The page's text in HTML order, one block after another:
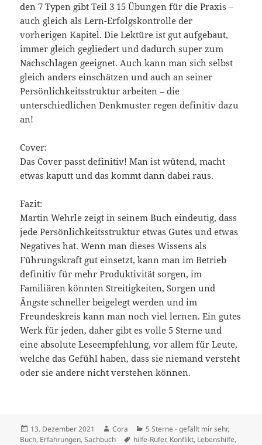
den 7 Typen gibt Teil 3 15 Übungen für die Praxis –
auch gleich als Lern-Erfolgskontrolle der
vorherigen Kapitel. Die Lektüre ist gut aufgebaut,
immer gleich gegliedert und dadurch super zum
Nachschlagen geeignet. Auch kann man sich selbst
gleich anders einschätzen und auch an seiner
Persönlichkeitsstruktur arbeiten – die
unterschiedlichen Denkmuster regen definitiv dazu
an!
Cover:
Das Cover passt definitiv! Man ist wütend, macht
etwas kaputt und das kommt dann dabei raus.
Fazit:
Martin Wehrle zeigt in seinem Buch eindeutig, dass
jede Persönlichkeitsstruktur etwas Gutes und etwas
Negatives hat. Wenn man dieses Wissens als
Führungskraft gut einsetzt, kann man im Betrieb
definitiv für mehr Produktivität sorgen, im
Familiären könnten Streitigkeiten, Sorgen und
Ängste schneller beigelegt werden und im
Freundeskreis kann man noch viel lernen. Ein gutes
Werk für jeden, daher gibt es volle 5 Sterne und
eine absolute Leseempfehlung, vor allem für Leute,
welche das Gefühl haben, dass sie niemand versteht
oder sie andere nicht verstehen können.
Veröffentlicht
am
13. Dezember 2021 Autor
Cora Kategorien
5 Sterne - gefällt mir sehr,
Buch, Erfahrungen,Sachbuch Schlagwörter
hilfe-Rufer, Konflikt, Lebenshilfe,